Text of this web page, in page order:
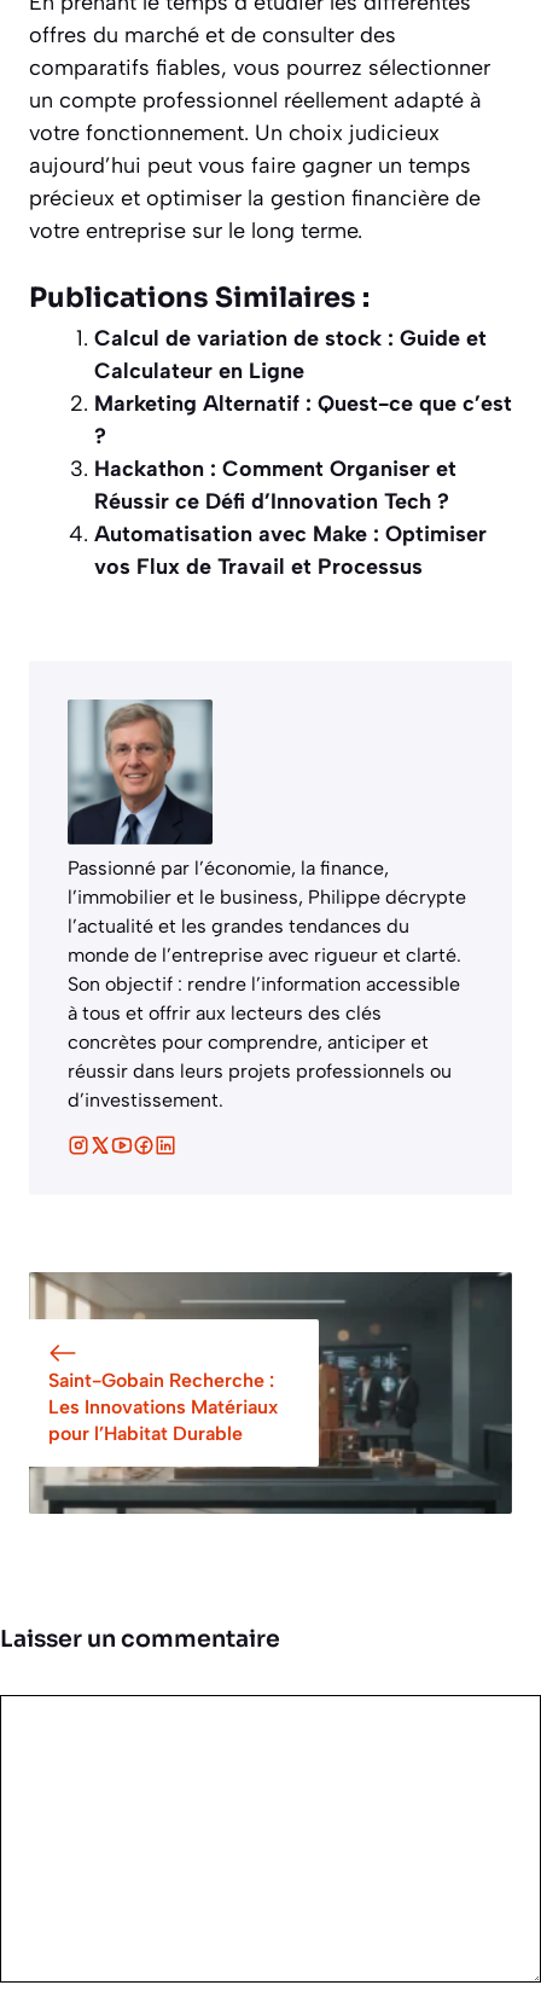
offres du marché et de consulter des
comparatifs fiables, vous pourrez sélectionner
un compte professionnel réellement adapté à
votre fonctionnement. Un choix judicieux
aujourd’hui peut vous faire gagner un temps
précieux et optimiser la gestion financière de
votre entreprise sur le long terme.
Publications Similaires :
Calcul de variation de stock : Guide et
Calculateur en Ligne
Marketing Alternatif : Quest-ce que c’est
?
Hackathon : Comment Organiser et
Réussir ce Défi d’Innovation Tech ?
Automatisation avec Make : Optimiser
vos Flux de Travail et Processus
Passionné par l’économie, la finance,
l’immobilier et le business, Philippe décrypte
l’actualité et les grandes tendances du
monde de l’entreprise avec rigueur et clarté.
Son objectif : rendre l’information accessible
à tous et offrir aux lecteurs des clés
concrètes pour comprendre, anticiper et
réussir dans leurs projets professionnels ou
d’investissement.
Saint-Gobain Recherche :
Les Innovations Matériaux
pour l’Habitat Durable
Laisser un commentaire